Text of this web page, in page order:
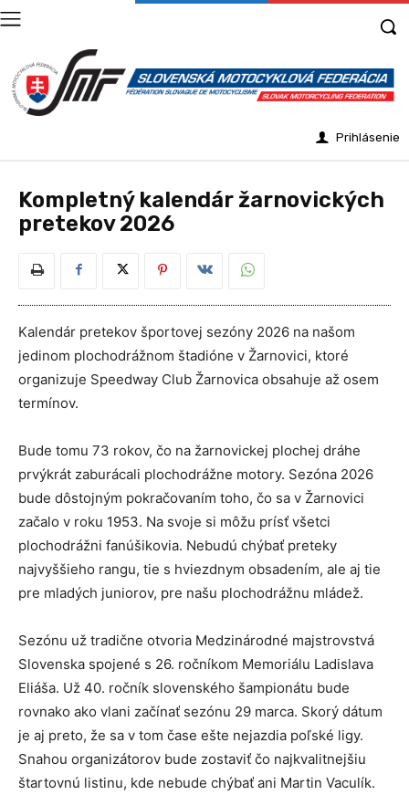
Prihlásenie
Kompletný kalendár žarnovických
pretekov 2026
Kalendár pretekov športovej sezóny 2026 na našom
jedinom plochodrážnom štadióne v Žarnovici, ktoré
organizuje Speedway Club Žarnovica obsahuje až osem
termínov.
Bude tomu 73 rokov, čo na žarnovickej plochej dráhe
prvýkrát zaburácali plochodrážne motory. Sezóna 2026
bude dôstojným pokračovaním toho, čo sa v Žarnovici
začalo v roku 1953. Na svoje si môžu prísť všetci
plochodrážni fanúšikovia. Nebudú chýbať preteky
najvyššieho rangu, tie s hviezdnym obsadením, ale aj tie
pre mladých juniorov, pre našu plochodrážnu mládež.
Sezónu už tradične otvoria Medzinárodné majstrovstvá
Slovenska spojené s 26. ročníkom Memoriálu Ladislava
Eliáša. Už 40. ročník slovenského šampionátu bude
rovnako ako vlani začínať sezónu 29 marca. Skorý dátum
je aj preto, že sa v tom čase ešte nejazdia poľské ligy.
Snahou organizátorov bude zostaviť čo najkvalitnejšiu
štartovnú listinu, kde nebude chýbať ani Martin Vaculík.